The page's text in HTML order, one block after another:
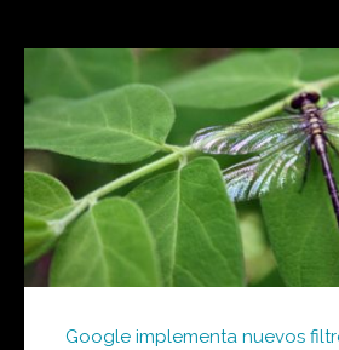
Google implementa nuevos